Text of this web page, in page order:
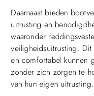
Daarnaast bieden
uitrusting en
waaronder
veiligheidsuitrusting.
en comfortabel kunnen
zonder zich zorgen te
van hun eigen uitrusting.